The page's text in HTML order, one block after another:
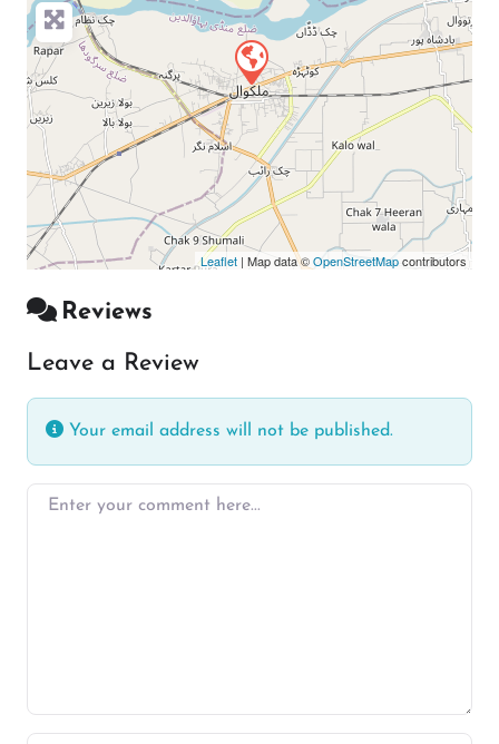
Leaflet | Map data ©OpenStreetMapcontributors
Reviews
Leave a Review
Your email address will not be published.
Enter your comment here…